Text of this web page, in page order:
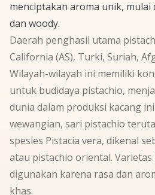
menciptakan aroma unik, mulai
dan woody.
Daerah penghasil utama
California (AS), Turki, Suriah,
Wilayah-wilayah ini memiliki
untuk budidaya pistachio,
dunia dalam produksi kacang
wewangian, sari pistachio
spesies Pistacia vera, dikenal
atau pistachio oriental.
digunakan karena rasa dan
khas.